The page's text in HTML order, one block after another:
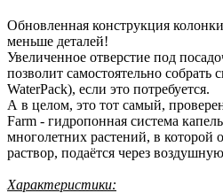
Обновленная конструкция
меньше деталей!
Увеличенное отверстие под
позволит самостоятельно собрать
WaterPack), если это потребуется.
А в целом, это тот самый,
Farm - гидропонная система
многолетних растений, в
раствор, подаётся через
Характеристики: